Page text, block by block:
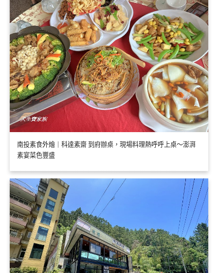
南投素食外燴｜科達素齋 到府辦桌，現場料理熱呼呼上桌～澎湃
素宴菜色豐盛